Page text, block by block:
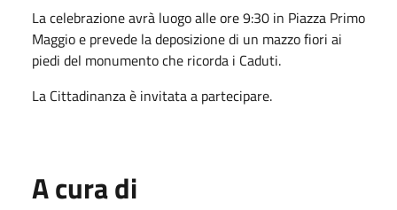
La celebrazione avrà luogo alle ore 9:30 in Piazza Primo
Maggio e prevede la deposizione di un mazzo fiori ai
piedi del monumento che ricorda i Caduti.
La Cittadinanza è invitata a partecipare.
A cura di